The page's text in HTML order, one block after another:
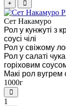
+
Сет Накамуро
Рол у кунжуті з
соусі чілі
Рол у свіжому
Рол у салаті
горіховим
Макі рол вугрем
1000г
1